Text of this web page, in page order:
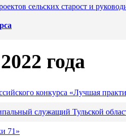
сельских старост и
года
конкурса «Лучшая
служащий Тульской
71»